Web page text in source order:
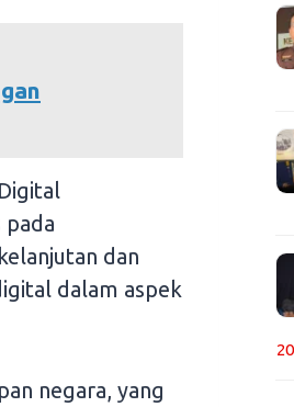
pada
dan
dalam aspek
negara, yang